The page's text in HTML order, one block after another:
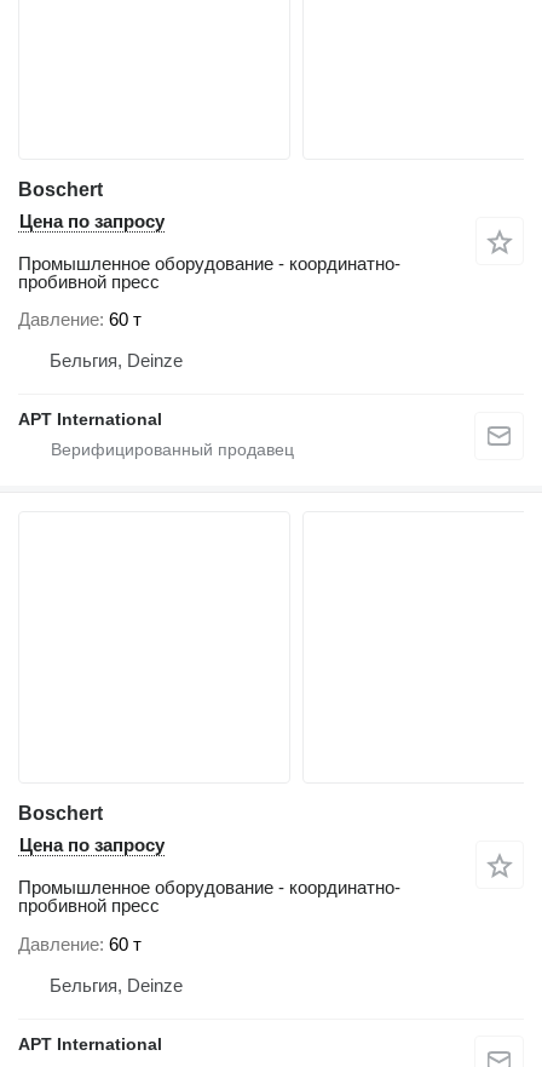
Boschert
Цена по запросу
Промышленное оборудование - координатно-
пробивной пресс
Давление 60 т
Бельгия, Deinze
APT International
Boschert
Цена по запросу
Промышленное оборудование - координатно-
пробивной пресс
Давление 60 т
Бельгия, Deinze
APT International